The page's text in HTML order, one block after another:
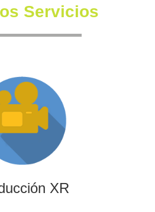
Servicios
XR
XR
independiente con un equipo
también en la creación de
inmersivas y de XR.